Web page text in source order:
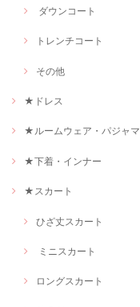
ダウンコート
トレンチコート
その他
★ドレス
★ルームウェア・パジャマ
★下着・インナー
★スカート
ひざ丈スカート
ミニスカート
ロングスカート